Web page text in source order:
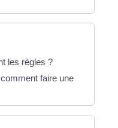
les règles ?
faire une